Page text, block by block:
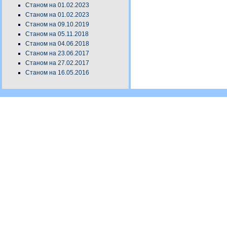
Станом на 01.02.2023
Станом на 01.02.2023
Станом на 09.10.2019
Станом на 05.11.2018
Станом на 04.06.2018
Станом на 23.06.2017
Станом на 27.02.2017
Станом на 16.05.2016